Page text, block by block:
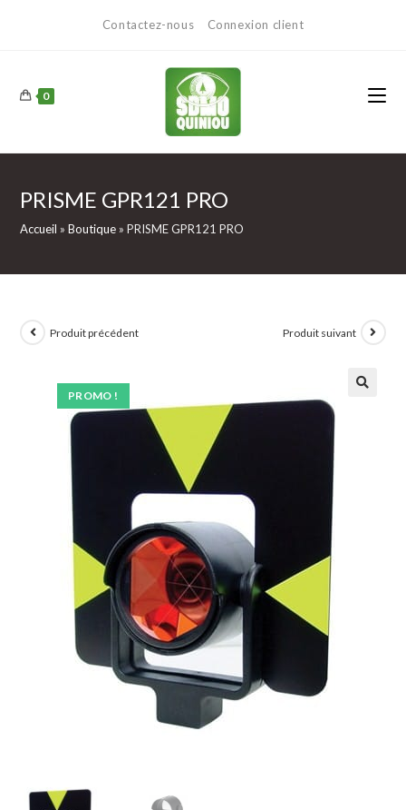
Contactez-nous Connexion client
0
PRISME GPR121 PRO
Accueil »Boutique »PRISME GPR121 PRO
PROMO !
Produit précédent Produit suivant